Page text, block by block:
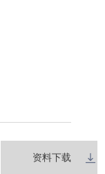
资料下载